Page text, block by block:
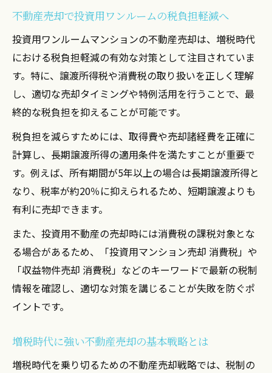
イント
不動産売却時の税負担軽減に必要な知識と
準備
投資用ワンルームの売却益を抑えるコツを
解説
方法
不動産売却で知っておきたい特例制度の活
用法
税制優遇を最大限活かす売却のタイミング
ワンルーム売却時の消費税扱いを徹底解説
不動産売却で投資用ワンルームの消費税取
扱い
個人や法人の不動産売却と消費税の違いを
投資用マンション売却時の消費税ポイント
解説
不動産売却で投資用ワンルームの税負担軽減へ
投資用ワンルームマンションの不動産売却は、増税時代
における税負担軽減の有効な対策として注目されていま
す。特に、譲渡所得税や消費税の取り扱いを正しく理解
し、適切な売却タイミングや特例活用を行うことで、最
終的な税負担を抑えることが可能です。
税負担を減らすためには、取得費や売却諸経費を正確に
計算し、長期譲渡所得の適用条件を満たすことが重要で
す。例えば、所有期間が5年以上の場合は長期譲渡所得と
なり、税率が約20％に抑えられるため、短期譲渡よりも
有利に売却できます。
また、投資用不動産の売却時には消費税の課税対象とな
る場合があるため、「投資用マンション売却 消費税」や
「収益物件売却 消費税」などのキーワードで最新の税制
情報を確認し、適切な対策を講じることが失敗を防ぐポ
イントです。
増税時代に強い不動産売却の基本戦略とは
増税時代を乗り切るための不動産売却戦略では、税制の